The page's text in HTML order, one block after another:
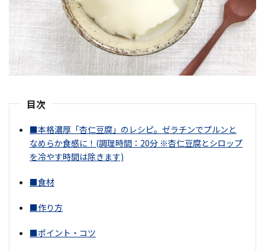
目次
■本格濃厚「杏仁豆腐」のレシピ。ゼラチンでプルンと
なめらか食感に！(調理時間：20分 ※杏仁豆腐とシロップ
を冷やす時間は除きます)
■食材
■作り方
■ポイント・コツ